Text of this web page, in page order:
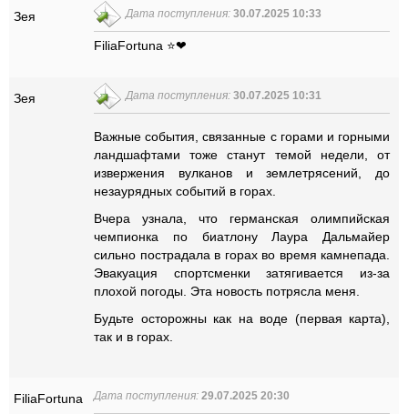
Зея Дата поступления: 30.07.2025 10:33
FiliaFortuna ⭐❤
Зея Дата поступления: 30.07.2025 10:31
Важные события, связанные с горами и горными
ландшафтами тоже станут темой недели, от
извержения вулканов и землетрясений, до
незаурядных событий в горах.
Вчера узнала, что германская олимпийская
чемпионка по биатлону Лаура Дальмайер
сильно пострадала в горах во время камнепада.
Эвакуация спортсменки затягивается из-за
плохой погоды. Эта новость потрясла меня.
Будьте осторожны как на воде (первая карта),
так и в горах.
FiliaFortuna Дата поступления: 29.07.2025 20:30